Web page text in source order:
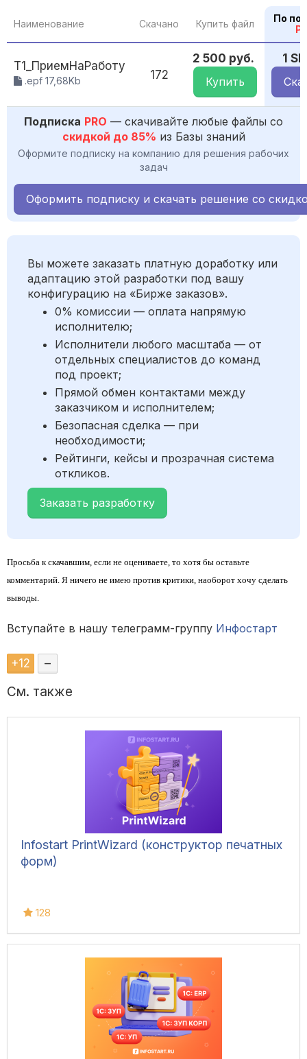
Наименование Скачано Купить файл
По
Т1_ПриемНаРаботу
.epf 17,68Kb 172
2 500 руб.
Купить
1
Подписка PRO — скачивайте любые файлы со
скидкой до 85% из Базы знаний
Оформите подписку на компанию для решения рабочих
задач
Оформить подписку и скачать решение со
Вы можете заказать платную доработку или
адаптацию этой разработки под вашу
конфигурацию на «Бирже заказов».
0% комиссии — оплата напрямую
исполнителю;
Исполнители любого масштаба — от
отдельных специалистов до команд
под проект;
Прямой обмен контактами между
заказчиком и исполнителем;
Безопасная сделка — при
необходимости;
Рейтинги, кейсы и прозрачная система
откликов.
Заказать разработку
Просьба к скачавшим, если не оцениваете, то хотя бы оставьте
комментарий. Я ничего не имею против критики, наоборот хочу сделать
выводы.
Вступайте в нашу телеграмм-группу Инфостарт
+12 –
См. также
Infostart PrintWizard (конструктор печатных
форм)
128